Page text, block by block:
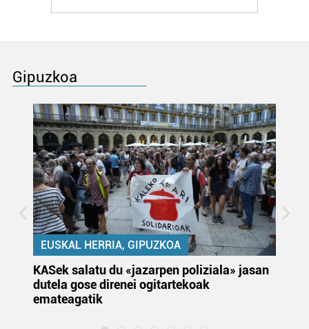
Gipuzkoa
EUSKAL HERRIA, GIPUZKOA
KASek salatu du «jazarpen poliziala» jasan
dutela gose direnei ogitartekoak
emateagatik